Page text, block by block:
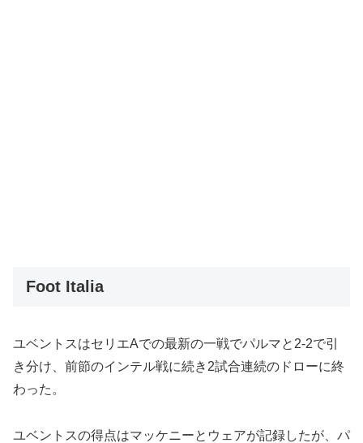
Foot Italia
ユベントスはセリエAでの最新の一戦でパルマと2-2で引
き分け、前節のインテル戦に続き2試合連続のドローに終
わった。
ユベントスの得点はマッケニーとウェアが記録したが、パ